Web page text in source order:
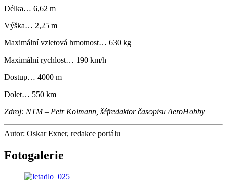
Délka… 6,62 m
Výška… 2,25 m
Maximální vzletová hmotnost… 630 kg
Maximální rychlost… 190 km/h
Dostup… 4000 m
Dolet… 550 km
Zdroj: NTM – Petr Kolmann, šéfredaktor časopisu AeroHobby
Autor: Oskar Exner, redakce portálu
Fotogalerie